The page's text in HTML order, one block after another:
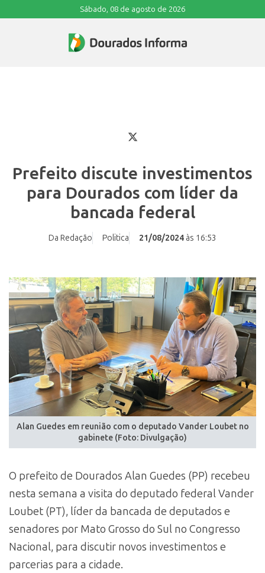
Sábado, 08 de agosto de 2026
Prefeito discute investimentos
para Dourados com líder da
bancada federal
Da Redação Politica 21/08/2024 às 16:53
Alan Guedes em reunião com o deputado Vander Loubet no
gabinete (Foto: Divulgação)
O prefeito de Dourados Alan Guedes (PP) recebeu
nesta semana a visita do deputado federal Vander
Loubet (PT), líder da bancada de deputados e
senadores por Mato Grosso do Sul no Congresso
Nacional, para discutir novos investimentos e
parcerias para a cidade.